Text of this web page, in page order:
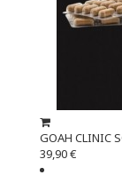
GOAH CLINIC
39,90 €